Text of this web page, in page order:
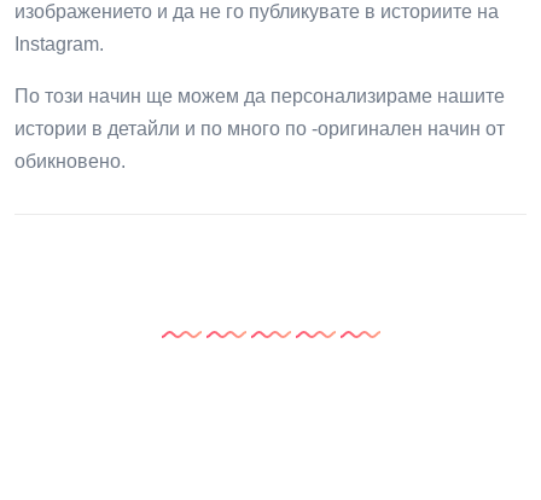
изображението и да не го публикувате в историите на
Instagram.
По този начин ще можем да персонализираме нашите
истории в детайли и по много по -оригинален начин от
обикновено.